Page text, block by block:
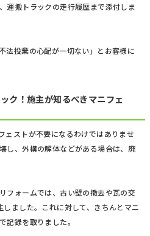
運搬トラックの走行履歴まで添付しま
法投棄の心配が一切ない」とお客様に
ク！施主が知るべきマニフェ
ェストが不要になるわけではありませ
し、外構の解体などがある場合は、廃
フォームでは、古い壁の撤去や瓦の交
ました。これに対して、きちんとマニ
記録を取りました。